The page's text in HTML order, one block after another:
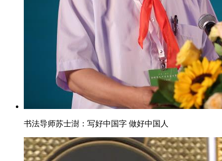
书法导师苏士澍：写好中国字 做好中国人